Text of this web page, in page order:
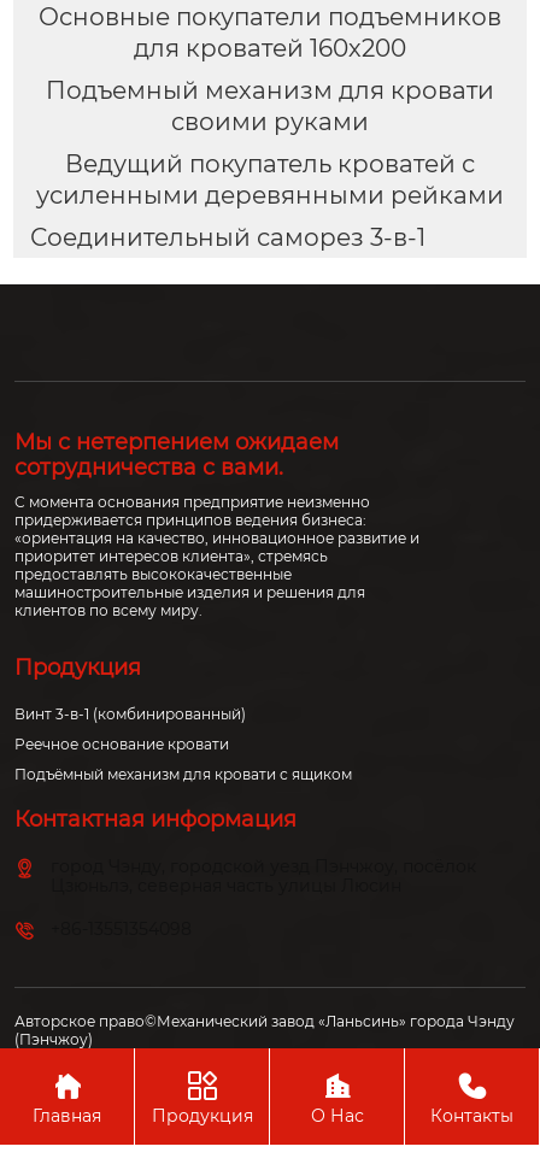
Основные покупатели подъемников
для кроватей 160х200
Подъемный механизм для кровати
своими руками
Ведущий покупатель кроватей с
усиленными деревянными рейками
Соединительный саморез 3-в-1
Мы с нетерпением ожидаем
сотрудничества с вами.
С момента основания предприятие неизменно
придерживается принципов ведения бизнеса:
«ориентация на качество, инновационное развитие и
приоритет интересов клиента», стремясь
предоставлять высококачественные
машиностроительные изделия и решения для
клиентов по всему миру.
Продукция
Винт 3-в-1 (комбинированный)
Реечное основание кровати
Подъёмный механизм для кровати с ящиком
Контактная информация
Авторское право©Механический завод «Ланьсинь» города Чэнду
(Пэнчжоу)

Главная

Продукция

О Нас

Контакты